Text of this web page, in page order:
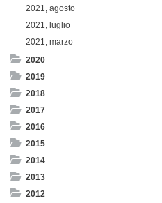
2021, agosto
2021, luglio
2021, marzo
2020
2019
2018
2017
2016
2015
2014
2013
2012